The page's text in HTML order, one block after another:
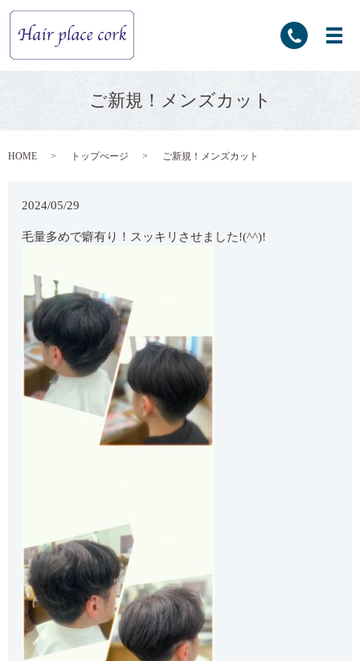
ご新規！メンズカット
HOME トップぺージ ご新規！メンズカット
2024/05/29
毛量多めで癖有り！スッキリさせました!(^^)!